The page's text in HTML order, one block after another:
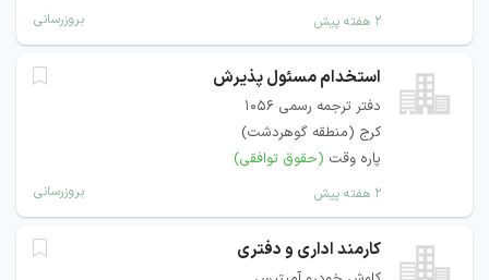
۲ هفته پیش بروزرسانی
استخدام مسئول پذیرش
دفتر ترجمه رسمی 1056
کرج (منطقه گوهردشت)
پاره وقت (حقوق توافقی)
۲ هفته پیش بروزرسانی
کارمند اداری و دفتری